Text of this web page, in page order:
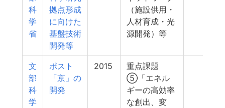
科
学
省
拠点形成
に向けた
基盤技術
開発等
（施設供用・
人材育成・光
源開発）等
文
部
科
学
ポスト
「京」の
開発
2015
重点課題
⑤「エネル
ギーの高効率
な創出、変